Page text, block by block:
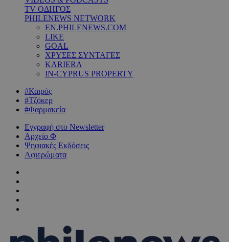
TV ΟΔΗΓΟΣ
PHILENEWS NETWORK
EN.PHILENEWS.COM
LIKE
GOAL
ΧΡΥΣΕΣ ΣΥΝΤΑΓΕΣ
KARIERA
IN-CYPRUS PROPERTY
#Καιρός
#Τζόκερ
#Φαρμακεία
Εγγραφή στο Newsletter
Αρχείο Φ
Ψηφιακές Εκδόσεις
Αφιερώματα